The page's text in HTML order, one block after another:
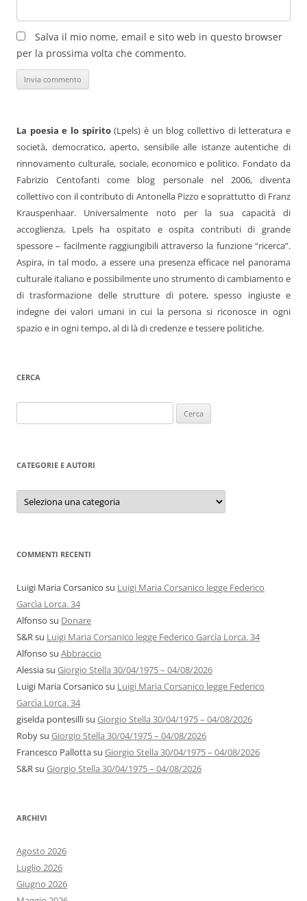
Salva il mio nome, email e sito web in questo browser
per la prossima volta che commento.
La poesia e lo spirito(Lpels) è un blog collettivo di letteratura e
società, democratico, aperto, sensibile alle istanze autentiche di
rinnovamento culturale, sociale, economico e politico. Fondato da
Fabrizio Centofanti come blog personale nel 2006, diventa
collettivo con il contributo di Antonella Pizzo e soprattutto di Franz
Krauspenhaar. Universalmente noto per la sua capacità di
accoglienza, Lpels ha ospitato e ospita contributi di grande
spessore – facilmente raggiungibili attraverso la funzione “ricerca”.
Aspira, in tal modo, a essere una presenza efficace nel panorama
culturale italiano e possibilmente uno strumento di cambiamento e
di trasformazione delle strutture di potere, spesso ingiuste e
indegne dei valori umani in cui la persona si riconosce in ogni
spazio e in ogni tempo, al di là di credenze e tessere politiche.
CERCA
per:
CATEGORIE E AUTORI
Categorie
autori
COMMENTI RECENTI
Luigi Maria Corsanico su Luigi Maria Corsanico legge Federico
Garcìa Lorca. 34
Alfonso su Donare
S&Rsu Luigi Maria Corsanico legge Federico Garcìa Lorca. 34
Alfonso su Abbraccio
Alessiasu Giorgio Stella 30/04/1975 – 04/08/2026
Luigi Maria Corsanico su Luigi Maria Corsanico legge Federico
Garcìa Lorca. 34
giselda pontesillisu Giorgio Stella 30/04/1975 – 04/08/2026
Robysu Giorgio Stella 30/04/1975 – 04/08/2026
Francesco Pallottasu Giorgio Stella 30/04/1975 – 04/08/2026
S&Rsu Giorgio Stella 30/04/1975 – 04/08/2026
ARCHIVI
Agosto 2026
Luglio 2026
Giugno 2026